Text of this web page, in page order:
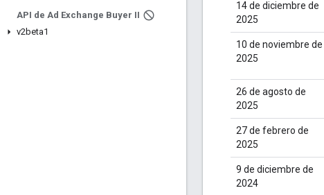
API de Ad Exchange Buyer II
v2beta1
14 de diciembre de
2025
10 de noviembre de
2025
26 de agosto de
2025
27 de febrero de
2025
9 de diciembre de
2024